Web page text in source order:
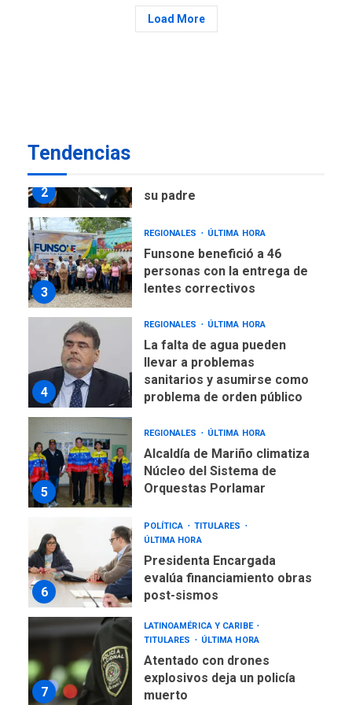
Load More
Tendencias
POLÍTICA ÚLTIMA HORA
Delcy Rodríguez designa
2
su padre
3
REGIONALES ÚLTIMA HORA
Funsone benefició a 46
personas con la entrega de
lentes correctivos
4
REGIONALES ÚLTIMA HORA
La falta de agua pueden
llevar a problemas
sanitarios y asumirse como
problema de orden público
5
REGIONALES ÚLTIMA HORA
Alcaldía de Mariño climatiza
Núcleo del Sistema de
Orquestas Porlamar
6
POLÍTICA
TITULARES
ÚLTIMA HORA
Presidenta Encargada
evalúa financiamiento obras
post-sismos
7
LATINOAMÉRICA Y CARIBE
TITULARES
ÚLTIMA HORA
Atentado con drones
explosivos deja un policía
muerto